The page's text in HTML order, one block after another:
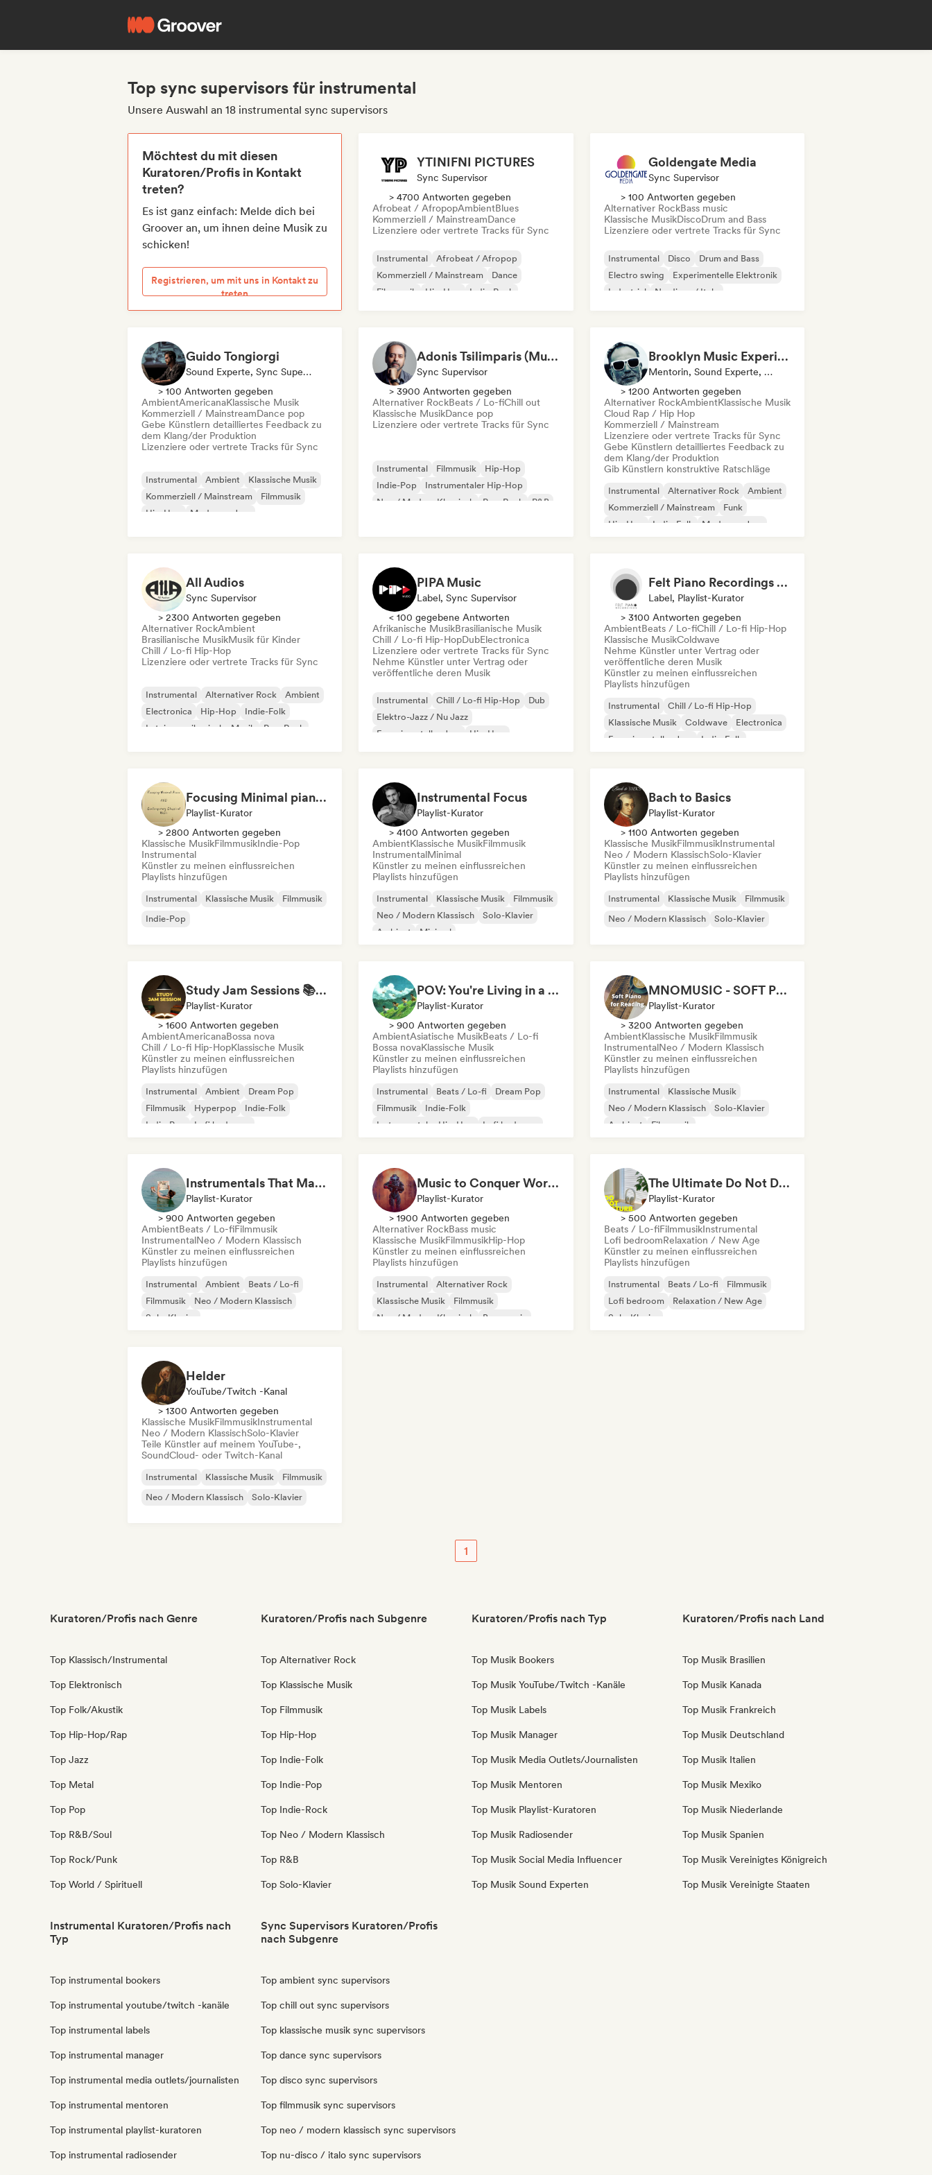
Top sync supervisors für instrumental
Unsere Auswahl an 18 instrumental sync supervisors
Möchtest du mit diesen
Kuratoren/Profis in Kontakt
treten?
Es ist ganz einfach: Melde dich bei
Groover an, um ihnen deine Musik zu
schicken!
Registrieren, um mit uns in Kontakt zu
treten
YTINIFNI PICTURES
Sync Supervisor
> 4700 Antworten gegeben
Afrobeat / AfropopAmbientBlues
Kommerziell / MainstreamDance
Lizenziere oder vertrete Tracks für Sync
Instrumental
Afrobeat / Afropop
Kommerziell / Mainstream
Dance
Filmmusik
Hip-Hop
Indie-Rock
Goldengate Media
Sync Supervisor
> 100 Antworten gegeben
Alternativer RockBass music
Klassische MusikDiscoDrum and Bass
Lizenziere oder vertrete Tracks für Sync
Instrumental Disco
Drum and Bass
Electro swing
Experimentelle Elektronik
Industrial
Nu-disco / Italo
Guido Tongiorgi
Sound Experte, Sync Supervisor
> 100 Antworten gegeben
AmbientAmericanaKlassische Musik
Kommerziell / MainstreamDance pop
Gebe Künstlern detailliertes Feedback zu
dem Klang/der Produktion
Lizenziere oder vertrete Tracks für Sync
Instrumental Ambient
Klassische Musik
Kommerziell / Mainstream
Filmmusik
Hip-Hop
Moderner Jazz
Adonis Tsilimparis (Music Supervisor)
Sync Supervisor
> 3900 Antworten gegeben
Alternativer RockBeats / Lo-fiChill out
Klassische MusikDance pop
Lizenziere oder vertrete Tracks für Sync
Instrumental Filmmusik
Hip-Hop
Indie-Pop
Instrumentaler Hip-Hop
Neo / Modern Klassisch
Pop-Rock R&B
Brooklyn Music Experience
Mentorin, Sound Experte, Sync Supervisor
> 1200 Antworten gegeben
Alternativer RockAmbientKlassische Musik
Cloud Rap / Hip Hop
Kommerziell / Mainstream
Lizenziere oder vertrete Tracks für Sync
Gebe Künstlern detailliertes Feedback zu
dem Klang/der Produktion
Gib Künstlern konstruktive Ratschläge
Instrumental Alternativer Rock
Ambient
Kommerziell / Mainstream
Funk
Hip-Hop
Indie-Folk Moderner Jazz
All Audios
Sync Supervisor
> 2300 Antworten gegeben
Alternativer RockAmbient
Brasilianische MusikMusik für Kinder
Chill / Lo-fi Hip-Hop
Lizenziere oder vertrete Tracks für Sync
Instrumental Alternativer Rock
Ambient
Electronica
Hip-Hop
Indie-Folk
Lateinamerikanische Musik
Pop-Rock
PIPA Music
Label, Sync Supervisor
< 100 gegebene Antworten
Afrikanische MusikBrasilianische Musik
Chill / Lo-fi Hip-HopDubElectronica
Lizenziere oder vertrete Tracks für Sync
Nehme Künstler unter Vertrag oder
veröffentliche deren Musik
Instrumental Chill / Lo-fi Hip-Hop
Dub
Elektro-Jazz / Nu Jazz
Experimenteller Jazz
Hip-Hop
Felt Piano Recordings (label, playlists)
Label, Playlist-Kurator
> 3100 Antworten gegeben
AmbientBeats / Lo-fiChill / Lo-fi Hip-Hop
Klassische MusikColdwave
Nehme Künstler unter Vertrag oder
veröffentliche deren Musik
Künstler zu meinen einflussreichen
Playlists hinzufügen
Instrumental
Chill / Lo-fi Hip-Hop
Klassische Musik
Coldwave
Electronica
Experimenteller Jazz
Indie-Folk
Focusing Minimal piano & Contemporary classical music
Playlist-Kurator
> 2800 Antworten gegeben
Klassische MusikFilmmusikIndie-Pop
Instrumental
Künstler zu meinen einflussreichen
Playlists hinzufügen
Instrumental Klassische Musik
Filmmusik
Indie-Pop
Instrumental Focus
Playlist-Kurator
> 4100 Antworten gegeben
AmbientKlassische MusikFilmmusik
InstrumentalMinimal
Künstler zu meinen einflussreichen
Playlists hinzufügen
Instrumental Klassische Musik
Filmmusik
Neo / Modern Klassisch
Solo-Klavier
Ambient
Minimal
Bach to Basics
Playlist-Kurator
> 1100 Antworten gegeben
Klassische MusikFilmmusikInstrumental
Neo / Modern KlassischSolo-Klavier
Künstler zu meinen einflussreichen
Playlists hinzufügen
Instrumental Klassische Musik
Filmmusik
Neo / Modern Klassisch
Solo-Klavier
Study Jam Sessions 📚 Indie Folk, Dream Pop & Singer-Songwriter
Playlist-Kurator
> 1600 Antworten gegeben
AmbientAmericanaBossa nova
Chill / Lo-fi Hip-HopKlassische Musik
Künstler zu meinen einflussreichen
Playlists hinzufügen
Instrumental Ambient
Dream Pop
Filmmusik
Hyperpop
Indie-Folk
Indie-Pop
Lofi bedroom
POV: You're Living in a Studio Ghibli Movie 🌱 Neo-Classical Piano & Dream Pop
Playlist-Kurator
> 900 Antworten gegeben
AmbientAsiatische MusikBeats / Lo-fi
Bossa novaKlassische Musik
Künstler zu meinen einflussreichen
Playlists hinzufügen
Instrumental Beats / Lo-fi
Dream Pop
Filmmusik
Indie-Folk
Instrumentaler Hip-Hop
Lofi bedroom
MNOMUSIC - SOFT PIANO and NEO-CLASSICAL
Playlist-Kurator
> 3200 Antworten gegeben
AmbientKlassische MusikFilmmusik
InstrumentalNeo / Modern Klassisch
Künstler zu meinen einflussreichen
Playlists hinzufügen
Instrumental
Klassische Musik
Neo / Modern Klassisch
Solo-Klavier
Ambient
Filmmusik
Instrumentals That Make You Feel Like Floating
Playlist-Kurator
> 900 Antworten gegeben
AmbientBeats / Lo-fiFilmmusik
InstrumentalNeo / Modern Klassisch
Künstler zu meinen einflussreichen
Playlists hinzufügen
Instrumental Ambient
Beats / Lo-fi
Filmmusik
Neo / Modern Klassisch
Solo-Klavier
Music to Conquer Worlds To ⚔️ Epic Orchestral, Cinematic & Trailer Music
Playlist-Kurator
> 1900 Antworten gegeben
Alternativer RockBass music
Klassische MusikFilmmusikHip-Hop
Künstler zu meinen einflussreichen
Playlists hinzufügen
Instrumental
Alternativer Rock
Klassische Musik
Filmmusik
Neo / Modern Klassisch
Bass music
The Ultimate Do Not Disturb Playlist 🔕 Neo-Classical & Ambient Piano
Playlist-Kurator
> 500 Antworten gegeben
Beats / Lo-fiFilmmusikInstrumental
Lofi bedroomRelaxation / New Age
Künstler zu meinen einflussreichen
Playlists hinzufügen
Instrumental Beats / Lo-fi
Filmmusik
Lofi bedroom
Relaxation / New Age
Solo-Klavier
Helder
YouTube/Twitch -Kanal
> 1300 Antworten gegeben
Klassische MusikFilmmusikInstrumental
Neo / Modern KlassischSolo-Klavier
Teile Künstler auf meinem YouTube-,
SoundCloud- oder Twitch-Kanal
Instrumental Klassische Musik
Filmmusik
Neo / Modern Klassisch
Solo-Klavier
1
Kuratoren/Profis nach Genre
Top Klassisch/Instrumental
Top Elektronisch
Top Folk/Akustik
Top Hip-Hop/Rap
Top Jazz
Top Metal
Top Pop
Top R&B/Soul
Top Rock/Punk
Top World / Spirituell
Kuratoren/Profis nach Subgenre
Top Alternativer Rock
Top Klassische Musik
Top Filmmusik
Top Hip-Hop
Top Indie-Folk
Top Indie-Pop
Top Indie-Rock
Top Neo / Modern Klassisch
Top R&B
Top Solo-Klavier
Kuratoren/Profis nach Typ
Top Musik Bookers
Top Musik YouTube/Twitch -Kanäle
Top Musik Labels
Top Musik Manager
Top Musik Media Outlets/Journalisten
Top Musik Mentoren
Top Musik Playlist-Kuratoren
Top Musik Radiosender
Top Musik Social Media Influencer
Top Musik Sound Experten
Kuratoren/Profis nach Land
Top Musik Brasilien
Top Musik Kanada
Top Musik Frankreich
Top Musik Deutschland
Top Musik Italien
Top Musik Mexiko
Top Musik Niederlande
Top Musik Spanien
Top Musik Vereinigtes Königreich
Top Musik Vereinigte Staaten
Instrumental Kuratoren/Profis nach
Typ
Top instrumental bookers
Top instrumental youtube/twitch -kanäle
Top instrumental labels
Top instrumental manager
Top instrumental media outlets/journalisten
Top instrumental mentoren
Top instrumental playlist-kuratoren
Top instrumental radiosender
Sync Supervisors Kuratoren/Profis
nach Subgenre
Top ambient sync supervisors
Top chill out sync supervisors
Top klassische musik sync supervisors
Top dance sync supervisors
Top disco sync supervisors
Top filmmusik sync supervisors
Top neo / modern klassisch sync supervisors
Top nu-disco / italo sync supervisors